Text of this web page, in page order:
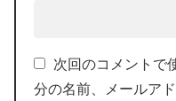
次回のコメントで
分の名前、メールア